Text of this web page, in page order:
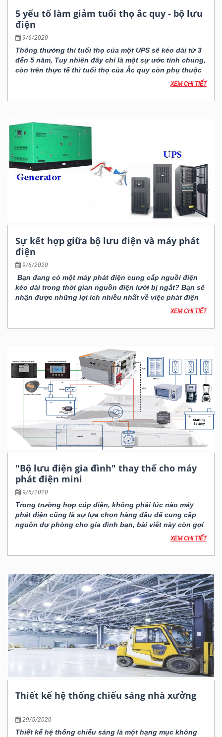
5 yếu tố làm giảm tuổi thọ ắc quy - bộ lưu
điện
9/6/2020
Thông thường thì tuổi thọ của một UPS sẽ kéo dài từ 3
đến 5 năm, Tuy nhiên đây chỉ là một sự ước tính chung,
còn trên thực tế thì tuổi thọ của Ắc quy còn phụ thuộc
vào rất nhiều yếu tố nữa. Ở bài viết này chúng tôi sẽ đề
thọ của ắc quy như là:
XEM CHI TIẾT
Sự kết hợp giữa bộ lưu điện và máy phát
điện
9/6/2020
Bạn đang có một máy phát điện cung cấp nguồi điện
kéo dài trong thời gian nguồn điện lưới bị ngắt? Bạn sẽ
nhận được những lợi ích nhiều nhất về việc phát điện
khi bạn kết nối máy phát điện vào một hệ thống UPS.
vậy mà quan trọng nhất là bạn phải chọn được đúng
XEM CHI TIẾT
"Bộ lưu điện gia đình" thay thế cho máy
phát điện mini
9/6/2020
Trong trường hợp cúp điện, không phải lúc nào máy
phát điện cũng là sự lựa chọn hàng đầu để cung cấp
nguồn dự phòng cho gia đình bạn, bài viết này còn gợi
ý thêm cho bạn một thiết bị khác đó chính là bộ lưu
XEM CHI TIẾT
Thiết kế hệ thống chiếu sáng nhà xưởng
29/5/2020
Thiết kế hệ thống chiếu sáng là một hạng mục không